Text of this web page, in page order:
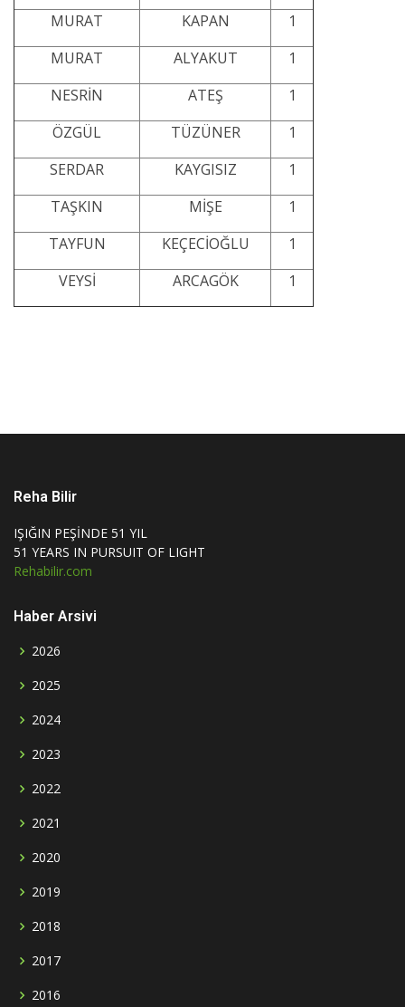
MURAT
KAPAN
1
MURAT
ALYAKUT
1
NESRİN
ATEŞ
1
ÖZGÜL
TÜZÜNER
1
SERDAR
KAYGISIZ
1
TAŞKIN
MİŞE
1
TAYFUN
KEÇECİOĞLU
1
VEYSİ
ARCAGÖK 1
Reha Bilir
IŞIĞIN PEŞİNDE 51 YIL
51 YEARS IN PURSUIT OF LIGHT
Rehabilir.com
Haber Arsivi
2026
2025
2024
2023
2022
2021
2020
2019
2018
2017
2016